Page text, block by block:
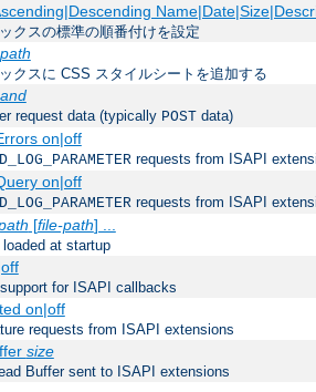
クスの標準の順番付けを設定
クスに CSS スタイルシートを追加する
request data (typically POST data)
on|off
requests from ISAPI
on|off
requests from ISAPI
[file-path] ...
at startup
for ISAPI callbacks
on|off
requests from ISAPI extensions
size
Buffer sent to ISAPI extensions